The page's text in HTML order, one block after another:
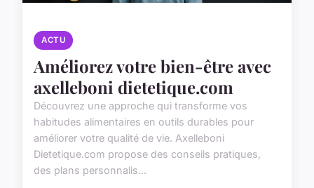
ACTU
Améliorez votre bien-être avec
axelleboni dietetique.com
Découvrez une approche qui transforme vos
habitudes alimentaires en outils durables pour
améliorer votre qualité de vie. Axelleboni
Dietetique.com propose des conseils pratiques,
des plans personnalis...